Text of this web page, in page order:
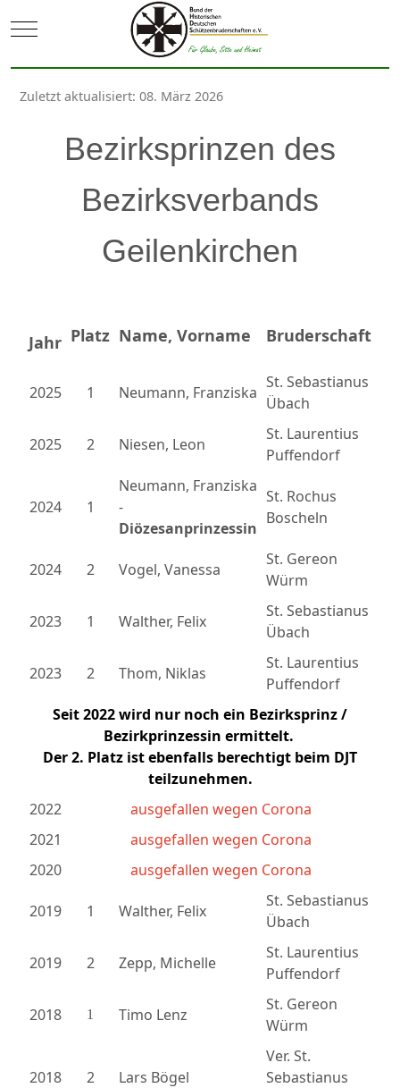
Mobile Menu Toggle
Zuletzt aktualisiert: 08. März 2026
Bezirksprinzen des
Bezirksverbands
Geilenkirchen
Jahr Platz Name, Vorname Bruderschaft
2025 1 Neumann, Franziska
St. Sebastianus
Übach
2025 2 Niesen, Leon
St. Laurentius
Puffendorf
2024 1
Neumann, Franziska
-
Diözesanprinzessin
St. Rochus
Boscheln
2024 2 Vogel, Vanessa
St. Gereon
Würm
2023 1 Walther, Felix
St. Sebastianus
Übach
2023 2 Thom, Niklas
St. Laurentius
Puffendorf
Seit 2022 wird nur noch ein Bezirksprinz /
Bezirkprinzessin ermittelt.
Der 2. Platz ist ebenfalls berechtigt beim DJT
teilzunehmen.
2022
ausgefallen wegen Corona
2021
ausgefallen wegen Corona
2020
ausgefallen wegen Corona
2019 1 Walther, Felix
St. Sebastianus
Übach
2019 2 Zepp, Michelle
St. Laurentius
Puffendorf
2018 1 Timo Lenz
St. Gereon
Würm
2018 2 Lars Bögel
Ver. St.
Sebastianus